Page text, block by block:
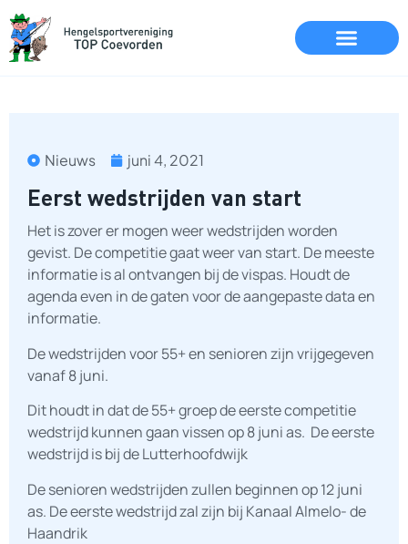
Nieuws juni 4, 2021
Eerst wedstrijden van start
Het is zover er mogen weer wedstrijden worden
gevist. De competitie gaat weer van start. De meeste
informatie is al ontvangen bij de vispas. Houdt de
agenda even in de gaten voor de aangepaste data en
informatie.
De wedstrijden voor 55+ en senioren zijn vrijgegeven
vanaf 8 juni.
Dit houdt in dat de 55+ groep de eerste competitie
wedstrijd kunnen gaan vissen op 8 juni as. De eerste
wedstrijd is bij de Lutterhoofdwijk
De senioren wedstrijden zullen beginnen op 12 juni
as. De eerste wedstrijd zal zijn bij Kanaal Almelo- de
Haandrik